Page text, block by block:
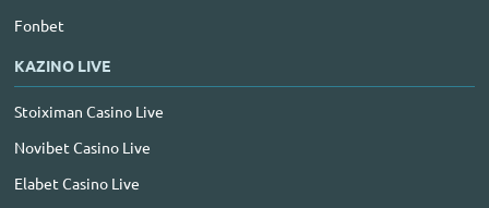
Fonbet
ΚΑΖΙΝΟ LIVE
Stoiximan Casino Live
Novibet Casino Live
Elabet Casino Live